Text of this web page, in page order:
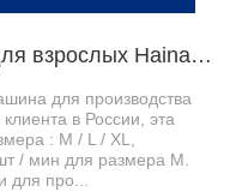
1、Производитель трусов для взрослых Haina помогает российскому заказчику эффективно производить
для производства
в России, эта
: M / L / XL,
/ мин для размера M.
про...